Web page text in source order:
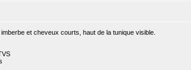
et cheveux courts, haut de la tunique visible.